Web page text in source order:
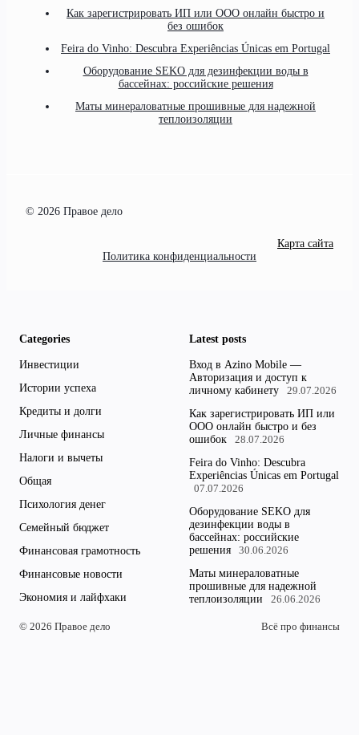
Как зарегистрировать ИП или ООО онлайн быстро и
без ошибок
Feira do Vinho: Descubra Experiências Únicas em Portugal
Оборудование SEKO для дезинфекции воды в
бассейнах: российские решения
Маты минераловатные прошивные для надежной
теплоизоляции
© 2026 Правое дело
Карта сайта
Политика конфиденциальности
Categories
Инвестиции
Истории успеха
Кредиты и долги
Личные финансы
Налоги и вычеты
Общая
Психология денег
Семейный бюджет
Финансовая грамотность
Финансовые новости
Экономия и лайфхаки
Latest posts
Вход в Azino Mobile —
Авторизация и доступ к
личному кабинету
29.07.2026
Как зарегистрировать ИП или
ООО онлайн быстро и без
ошибок
28.07.2026
Feira do Vinho: Descubra
Experiências Únicas em Portugal
07.07.2026
Оборудование SEKO для
дезинфекции воды в
бассейнах: российские
решения
30.06.2026
Маты минераловатные
прошивные для надежной
теплоизоляции
26.06.2026
© 2026 Правое дело Всё про финансы